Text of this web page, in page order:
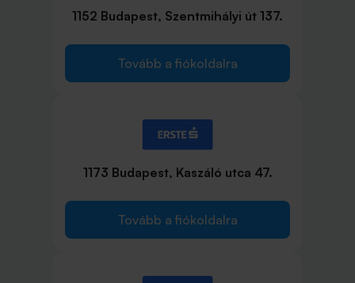
1152 Budapest, Szentmihályi út 137.
Tovább a fiókoldalra
1173 Budapest, Kaszáló utca 47.
Tovább a fiókoldalra